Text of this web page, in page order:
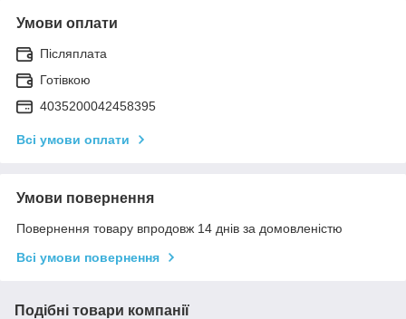
Умови оплати
Післяплата
Готівкою
4035200042458395
Всі умови оплати
Умови повернення
Повернення товару впродовж 14 днів за домовленістю
Всі умови повернення
Подібні товари компанії